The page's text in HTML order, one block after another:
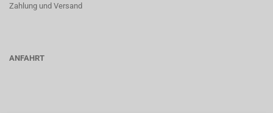
Zahlung und Versand
ANFAHRT